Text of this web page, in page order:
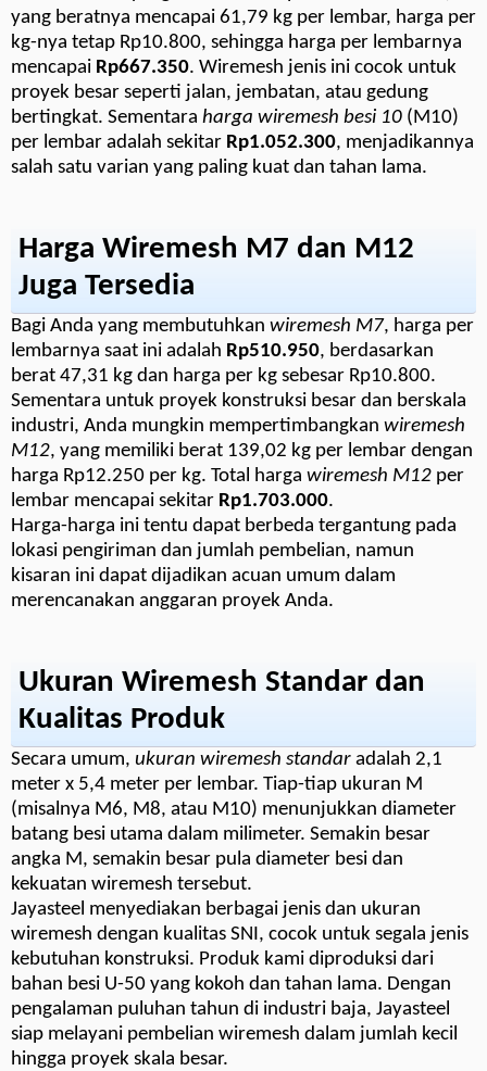
yang beratnya mencapai 61,79 kg per lembar, harga per
kg-nya tetap Rp10.800, sehingga harga per lembarnya
mencapai Rp667.350. Wiremesh jenis ini cocok untuk
proyek besar seperti jalan, jembatan, atau gedung
bertingkat. Sementara harga wiremesh besi 10 (M10)
per lembar adalah sekitar Rp1.052.300, menjadikannya
salah satu varian yang paling kuat dan tahan lama.
Harga Wiremesh M7 dan M12
Juga Tersedia
Bagi Anda yang membutuhkan wiremesh M7, harga per
lembarnya saat ini adalah Rp510.950, berdasarkan
berat 47,31 kg dan harga per kg sebesar Rp10.800.
Sementara untuk proyek konstruksi besar dan berskala
industri, Anda mungkin mempertimbangkan wiremesh
M12, yang memiliki berat 139,02 kg per lembar dengan
harga Rp12.250 per kg. Total harga wiremesh M12 per
lembar mencapai sekitar Rp1.703.000.
Harga-harga ini tentu dapat berbeda tergantung pada
lokasi pengiriman dan jumlah pembelian, namun
kisaran ini dapat dijadikan acuan umum dalam
merencanakan anggaran proyek Anda.
Ukuran Wiremesh Standar dan
Kualitas Produk
Secara umum, ukuran wiremesh standar adalah 2,1
meter x 5,4 meter per lembar. Tiap-tiap ukuran M
(misalnya M6, M8, atau M10) menunjukkan diameter
batang besi utama dalam milimeter. Semakin besar
angka M, semakin besar pula diameter besi dan
kekuatan wiremesh tersebut.
Jayasteel menyediakan berbagai jenis dan ukuran
wiremesh dengan kualitas SNI, cocok untuk segala jenis
kebutuhan konstruksi. Produk kami diproduksi dari
bahan besi U-50 yang kokoh dan tahan lama. Dengan
pengalaman puluhan tahun di industri baja, Jayasteel
siap melayani pembelian wiremesh dalam jumlah kecil
hingga proyek skala besar.